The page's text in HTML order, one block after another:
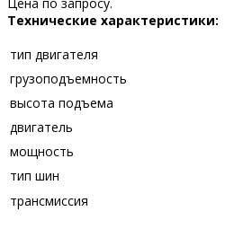
Технические характеристики:
тип двигателя
грузоподъемность
высота подъема
двигатель
мощность
тип шин
трансмиссия